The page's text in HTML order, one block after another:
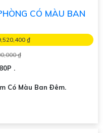
CÓ MÀU BAN
₫
₫
.
Có Màu Ban Ðêm.